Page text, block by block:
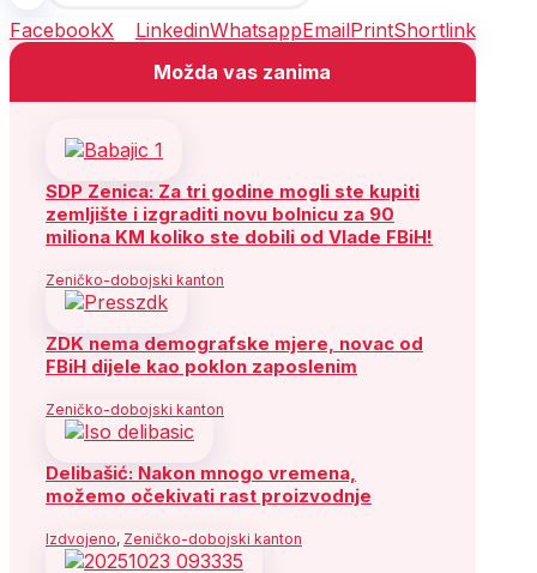
FacebookX LinkedinWhatsappEmailPrintShortlink
Možda vas zanima
SDP Zenica: Za tri godine mogli ste kupiti
zemljište i izgraditi novu bolnicu za 90
miliona KM koliko ste dobili od Vlade FBiH!
Zeničko-dobojski kanton
ZDK nema demografske mjere, novac od
FBiH dijele kao poklon zaposlenim
Zeničko-dobojski kanton
Delibašić: Nakon mnogo vremena,
možemo očekivati rast proizvodnje
Izdvojeno, Zeničko-dobojski kanton